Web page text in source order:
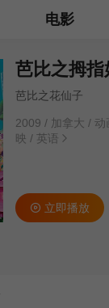
电影
芭比之拇指
芭比之花仙子
2009 / 加拿大 / 动
映 / 英语
立即播放